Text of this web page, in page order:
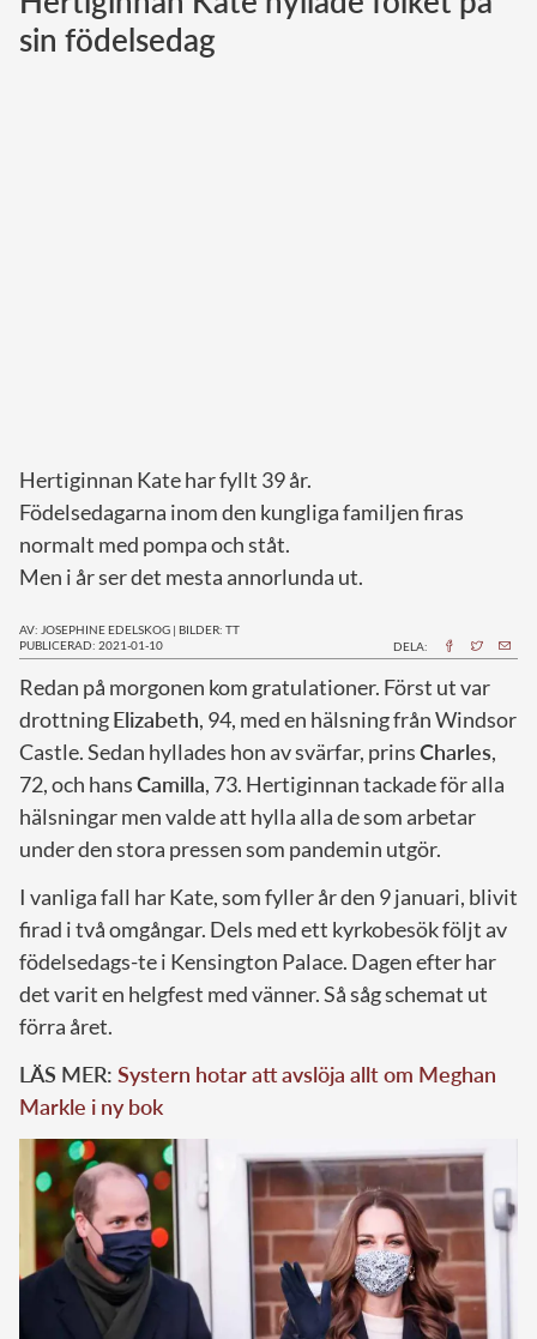
Norska kungahuset
sin födelsedag
Hertiginnan Kate har fyllt 39 år.
Födelsedagarna inom den kungliga familjen firas
normalt med pompa och ståt.
Men i år ser det mesta annorlunda ut.
AV: JOSEPHINE EDELSKOG | BILDER: TT
PUBLICERAD: 2021-01-10
DELA:
Redan på morgonen kom gratulationer. Först ut var
drottningElizabeth, 94, med en hälsning från Windsor
Castle. Sedan hyllades hon av svärfar, prinsCharles,
72, och hansCamilla, 73. Hertiginnan tackade för alla
hälsningar men valde att hylla alla de som arbetar
under den stora pressen som pandemin utgör.
I vanliga fall har Kate, som fyller år den 9 januari, blivit
firad i två omgångar. Dels med ett kyrkobesök följt av
födelsedags-te i Kensington Palace. Dagen efter har
det varit en helgfest med vänner. Så såg schemat ut
förra året.
LÄS MER: Systern hotar att avslöja allt om Meghan
Markle i ny bok